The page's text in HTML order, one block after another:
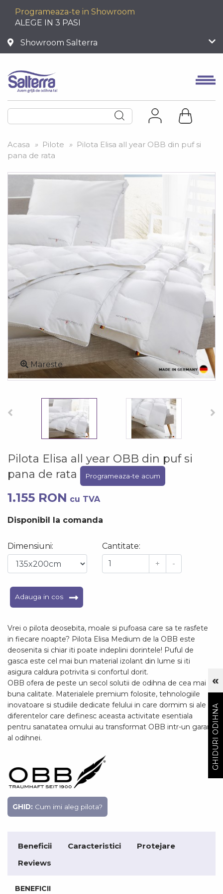
Programeaza-te in Showroom
ALEGE IN 3 PASI
Showroom Salterra
Acasa » Pilote » Pilota Elisa all year OBB din puf si
pana de rata
Mareste
Pilota Elisa all year OBB din puf si
pana de rata
Programeaza-te acum
1.155 RON cu TVA
Disponibil la comanda
Dimensiuni:
Cantitate:
+
-
Adauga in cos
Vrei o pilota deosebita, moale si pufoasa care sa te rasfete
in fiecare noapte? Pilota Elisa Medium de la OBB este
deosenita si chiar iti poate indeplini dorintele! Puful de
gasca este cel mai bun material izolant din lume si iti
asigura caldura potrivita si confortul dorit.
OBB ofera de peste un secol solutii de odihna de cea mai
buna calitate. Materialele premium folosite, tehnologiile
inovatoare si studiile dedicate felului in care dormim si ale
diferentelor care definesc aceasta activitate esentiala
pentru sanatatea omului au transformat OBB intr-un garant
al odihnei.
GHID: Cum imi aleg pilota?
Beneficii Caracteristici
Protejare
Reviews
BENEFICII
«
GHIDURI ODIHNA